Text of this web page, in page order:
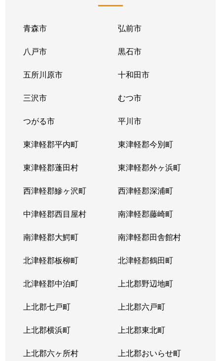
青森市 弘前市
八戸市 黒石市
五所川原市 十和田市
三沢市 むつ市
つがる市 平川市
東津軽郡平内町 東津軽郡今別町
東津軽郡蓬田村 東津軽郡外ヶ浜町
西津軽郡鰺ヶ沢町 西津軽郡深浦町
中津軽郡西目屋村 南津軽郡藤崎町
南津軽郡大鰐町 南津軽郡田舎館村
北津軽郡板柳町 北津軽郡鶴田町
北津軽郡中泊町 上北郡野辺地町
上北郡七戸町 上北郡六戸町
上北郡横浜町 上北郡東北町
上北郡六ヶ所村 上北郡おいらせ町